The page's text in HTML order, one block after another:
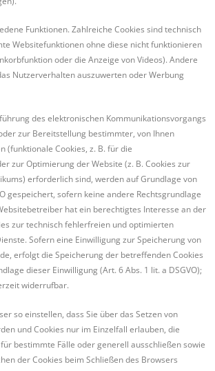
Funktionen. Zahlreiche Cookies sind technisch
Websitefunktionen ohne diese nicht funktionieren
oder die Anzeige von Videos). Andere
Nutzerverhalten auszuwerten oder Werbung
des elektronischen Kommunikationsvorgangs
zur Bereitstellung bestimmter, von Ihnen
(funktionale Cookies, z. B. für die
zur Optimierung der Website (z. B. Cookies zur
erforderlich sind, werden auf Grundlage von
gespeichert, sofern keine andere Rechtsgrundlage
hat ein berechtigtes Interesse an der
zur technisch fehlerfreien und optimierten
Sofern eine Einwilligung zur Speicherung von
erfolgt die Speicherung der betreffenden Cookies
dieser Einwilligung (Art. 6 Abs. 1 lit. a DSGVO);
widerrufbar.
so einstellen, dass Sie über das Setzen von
und Cookies nur im Einzelfall erlauben, die
bestimmte Fälle oder generell ausschließen sowie
der Cookies beim Schließen des Browsers